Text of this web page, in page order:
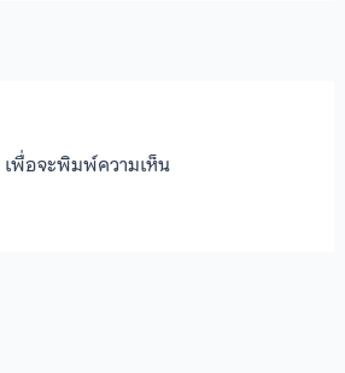
เพื่อจะพิมพ์ความเห็น